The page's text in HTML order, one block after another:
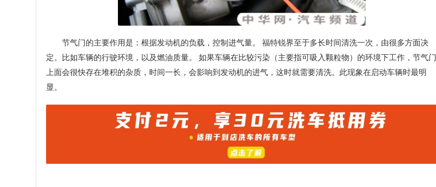
节气门的主要作用是：根据发动机的负载，控制进气量。 福特锐界至于多长时间清洗一次，由很多方面决
定。比如车辆的行驶环境，以及燃油质量。 如果车辆在比较污染（主要指可吸入颗粒物）的环境下工作，节气门
上面会很快存在堆积的杂质，时间一长，会影响到发动机的进气，这时就需要清洗。此现象在启动车辆时最明
显。